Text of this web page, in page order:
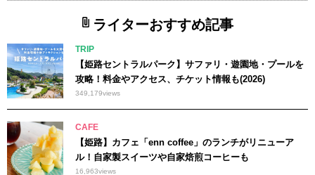
ライターおすすめ記事
TRIP
【姫路セントラルパーク】サファリ・遊園地・プールを
攻略！料金やアクセス、チケット情報も(2026)
349,179views
CAFE
【姫路】カフェ「enn coffee」のランチがリニューア
ル！自家製スイーツや自家焙煎コーヒーも
16,963views